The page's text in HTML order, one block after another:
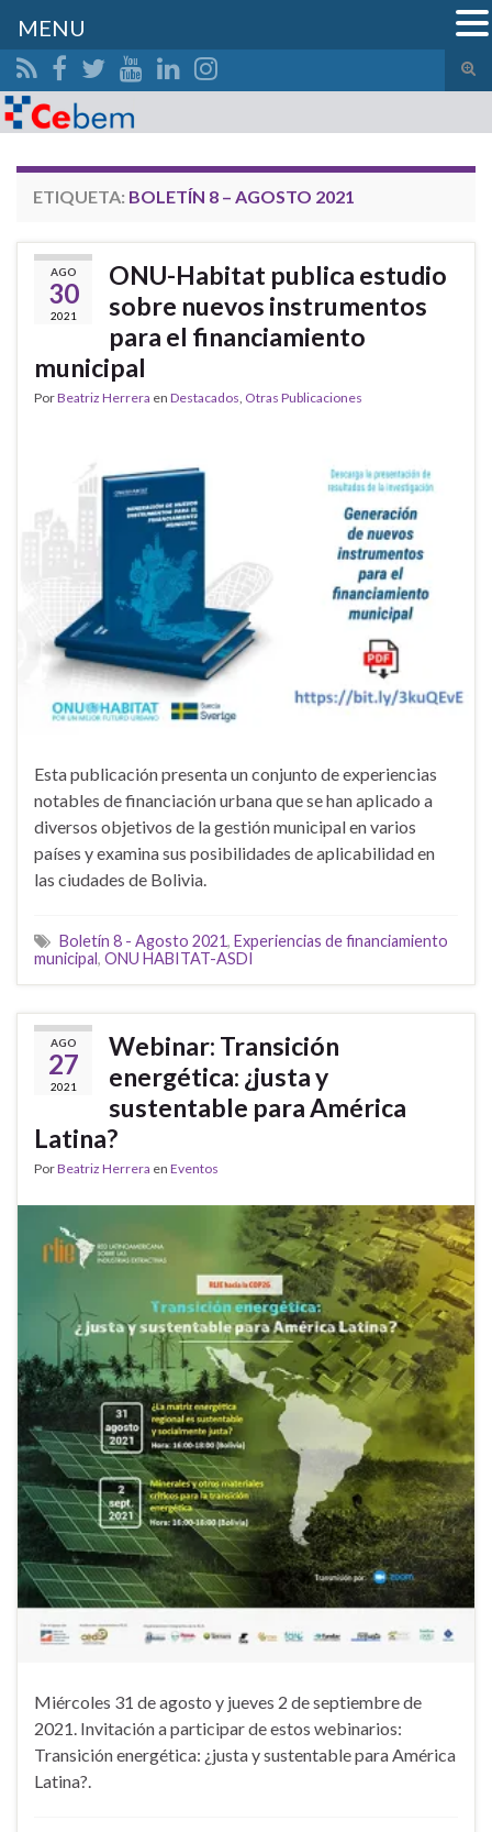
el
Search for:
ETIQUETA: BOLETÍN 8 – AGOSTO 2021
AGO
30
2021
ONU-Habitat publica estudio
sobre nuevos instrumentos
para el financiamiento
municipal
PorBeatriz Herrera en Destacados, Otras Publicaciones
Esta publicación presenta un conjunto de experiencias
notables de financiación urbana que se han aplicado a
diversos objetivos de la gestión municipal en varios
países y examina sus posibilidades de aplicabilidad en
las ciudades de Bolivia.
Boletín 8 - Agosto 2021, Experiencias de financiamiento
municipal , ONU HABITAT-ASDI
AGO
27
2021
Webinar: Transición
energética: ¿justa y
sustentable para América
Latina?
PorBeatriz Herrera en Eventos
Miércoles 31 de agosto y jueves 2 de septiembre de
2021. Invitación a participar de estos webinarios:
Transición energética: ¿justa y sustentable para América
Latina?.
MENU